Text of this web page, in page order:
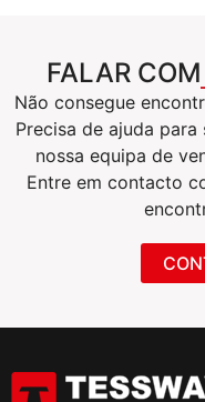
FALAR
Não consegue
Precisa de ajuda
nossa equipa de
Entre em contacto